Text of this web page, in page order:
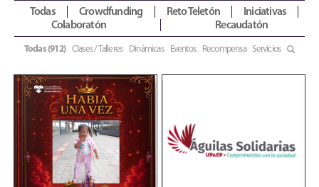
Todas Crowdfunding Reto Teletón
Iniciativas
Colaboratón
Recaudatón
Todas (912) Clases / Talleres Dinámicas Eventos Recompensa Servicios